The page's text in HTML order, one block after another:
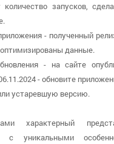
количество запусков,
- полученный
данные.
- на сайте
- обновите
устаревшую версию.
характерный
с уникальными